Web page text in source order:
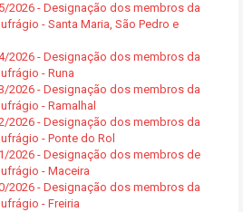
2026 - Designação dos membros da
- Santa Maria, São Pedro e
2026 - Designação dos membros da
- Runa
2026 - Designação dos membros da
- Ramalhal
2026 - Designação dos membros da
- Ponte do Rol
2026 - Designação dos membros de
- Maceira
2026 - Designação dos membros da
- Freiria